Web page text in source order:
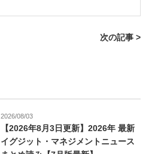
次の記事 >
2026/08/03
【2026年8月3日更新】2026年 最新
イグジット・マネジメントニュース